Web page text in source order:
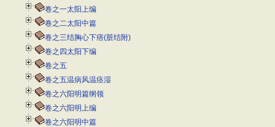
卷之一太阳上编
卷之二太阳中篇
卷之三结胸心下痞(脏结附)
卷之四太阳下编
卷之五
卷之五温病风温痉湿
卷之六阳明篇纲领
卷之六阳明上编
卷之六阳明中篇